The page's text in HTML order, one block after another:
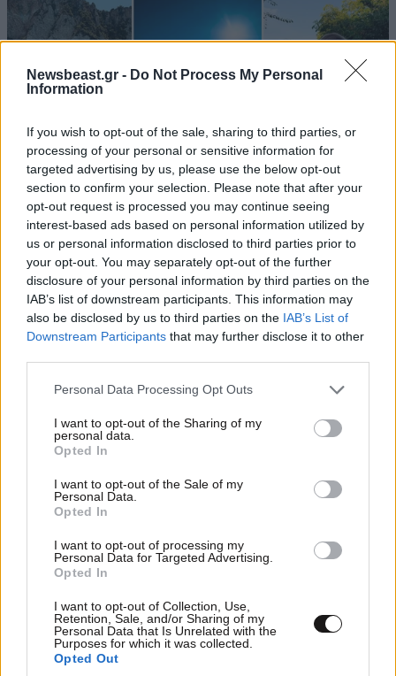
Newsbeast.gr - Do Not Process My Personal
Information
If you wish to opt-out of the sale, sharing to third parties, or
processing of your personal or sensitive information for
targeted advertising by us, please use the below opt-out
section to confirm your selection. Please note that after your
opt-out request is processed you may continue seeing
interest-based ads based on personal information utilized by
us or personal information disclosed to third parties prior to
your opt-out. You may separately opt-out of the further
disclosure of your personal information by third parties on the
IAB’s list of downstream participants. This information may
also be disclosed by us to third parties on the IAB’s List of
Downstream Participants that may further disclose it to other
Please note that this website/app uses one or more Google
not limited to your visit or usage behaviour. You may click to
grant or deny consent to Google and its third-party tags to
use your data for below specified purposes in below Google
consent section.
Personal Data Processing Opt Outs
I want to opt-out of the Sharing of my
personal data.
Opted In
I want to opt-out of the Sale of my
Personal Data.
Opted In
I want to opt-out of processing my
Personal Data for Targeted Advertising.
Opted In
I want to opt-out of Collection, Use,
Retention, Sale, and/or Sharing of my
Personal Data that Is Unrelated with the
Purposes for which it was collected.
Opted Out
LIFESTYLE08·08·2026 19:12
Εριέττα Κούρκουλου – Τα 33α γενέθλια και τα
φιλιά με τον Βύρωνα Βασιλειάδη: «Καμία στιγμή
ευτυχίας δεδομένη»